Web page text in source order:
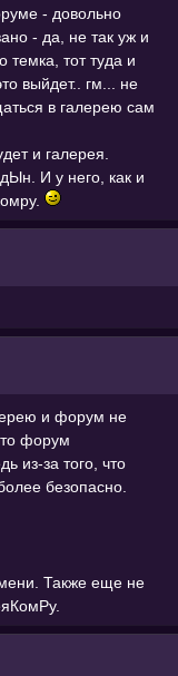
- довольно
- да, не так уж и
темка, тот туда и
выйдет.. гм... не
в галерею сам
и галерея.
И у него, как и
и форум не
форум
из-за того, что
безопасно.
Также еще не